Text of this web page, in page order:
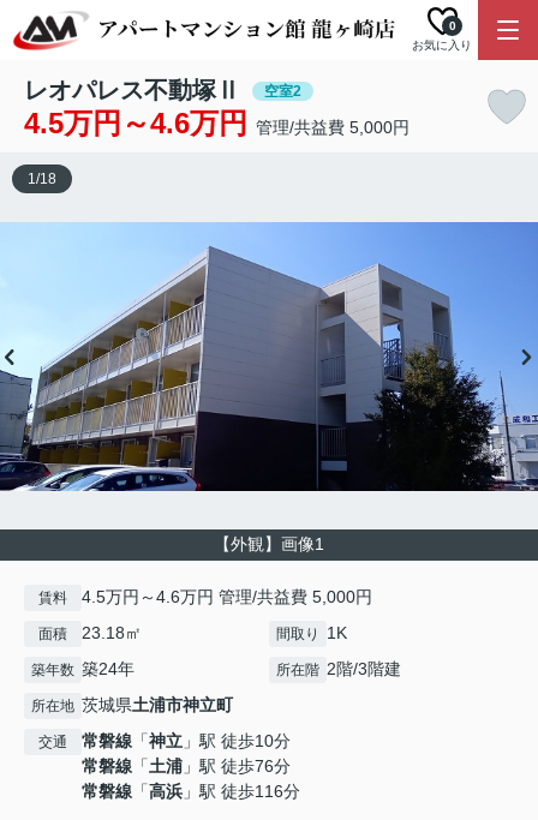
お気に入り
0
レオパレス不動塚Ⅱ 空室2
4.5万円～4.6万円 管理/共益費 5,000円
【外観】画像1
1/18
賃料 4.5万円～4.6万円 管理/共益費 5,000円
面積 23.18㎡ 間取り 1K
築年数 築24年 所在階 2階/3階建
所在地 茨城県土浦市神立町
交通 常磐線 「神立 」駅 徒歩10分
常磐線 「土浦 」駅 徒歩76分
常磐線 「高浜 」駅 徒歩116分